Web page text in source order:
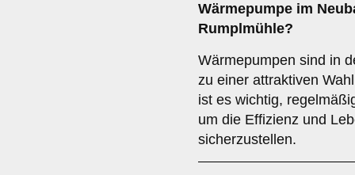
Wärmepumpe im
Rumplmühle?
Wärmepumpen sind in
zu einer attraktiven
ist es wichtig,
um die Effizienz und
sicherzustellen.